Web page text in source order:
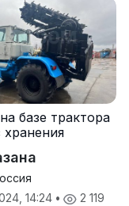
базе трактора
хранения
14:24 • 2 119